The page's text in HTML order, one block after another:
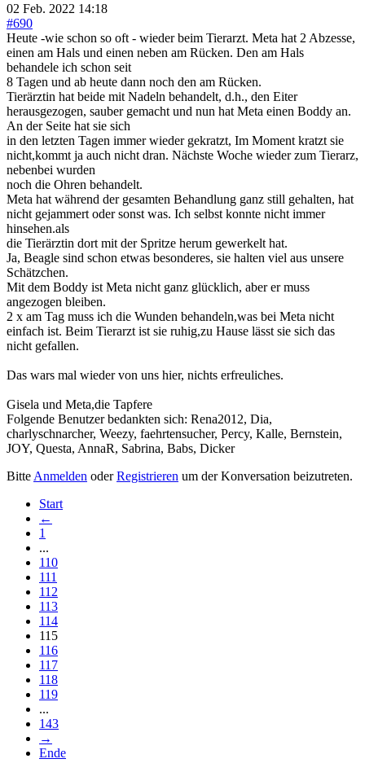
02 Feb. 2022 14:18
#690
Heute -wie schon so oft - wieder beim Tierarzt. Meta hat 2 Abzesse,
einen am Hals und einen neben am Rücken. Den am Hals
behandele ich schon seit
8 Tagen und ab heute dann noch den am Rücken.
Tierärztin hat beide mit Nadeln behandelt, d.h., den Eiter
herausgezogen, sauber gemacht und nun hat Meta einen Boddy an.
An der Seite hat sie sich
in den letzten Tagen immer wieder gekratzt, Im Moment kratzt sie
nicht,kommt ja auch nicht dran. Nächste Woche wieder zum Tierarz,
nebenbei wurden
noch die Ohren behandelt.
Meta hat während der gesamten Behandlung ganz still gehalten, hat
nicht gejammert oder sonst was. Ich selbst konnte nicht immer
hinsehen.als
die Tierärztin dort mit der Spritze herum gewerkelt hat.
Ja, Beagle sind schon etwas besonderes, sie halten viel aus unsere
Schätzchen.
Mit dem Boddy ist Meta nicht ganz glücklich, aber er muss
angezogen bleiben.
2 x am Tag muss ich die Wunden behandeln,was bei Meta nicht
einfach ist. Beim Tierarzt ist sie ruhig,zu Hause lässt sie sich das
nicht gefallen.
Das wars mal wieder von uns hier, nichts erfreuliches.
Gisela und Meta,die Tapfere
Folgende Benutzer bedankten sich: Rena2012, Dia,
charlyschnarcher, Weezy, faehrtensucher, Percy, Kalle, Bernstein,
JOY, Questa, AnnaR, Sabrina, Babs, Dicker
Bitte Anmelden oderRegistrieren um der Konversation beizutreten.
Start
←
1
...
110
111
112
113
114
115
116
117
118
119
...
143
→
Ende